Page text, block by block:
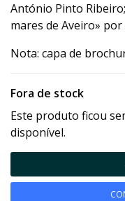
António Pinto
mares de Aveiro»
Nota: capa de
Fora de stock
Este produto ficou
disponível.